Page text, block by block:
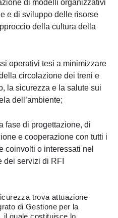
di modelli organizzativi
e di sviluppo delle risorse
della cultura della
operativi tesi a minimizzare
circolazione dei treni e
la sicurezza e la salute sui
dell’ambiente;
fase di progettazione, di
e cooperazione con tutti i
coinvolti o interessati nel
dei servizi di RFI
trova attuazione
di Gestione per la
il quale costituisce lo